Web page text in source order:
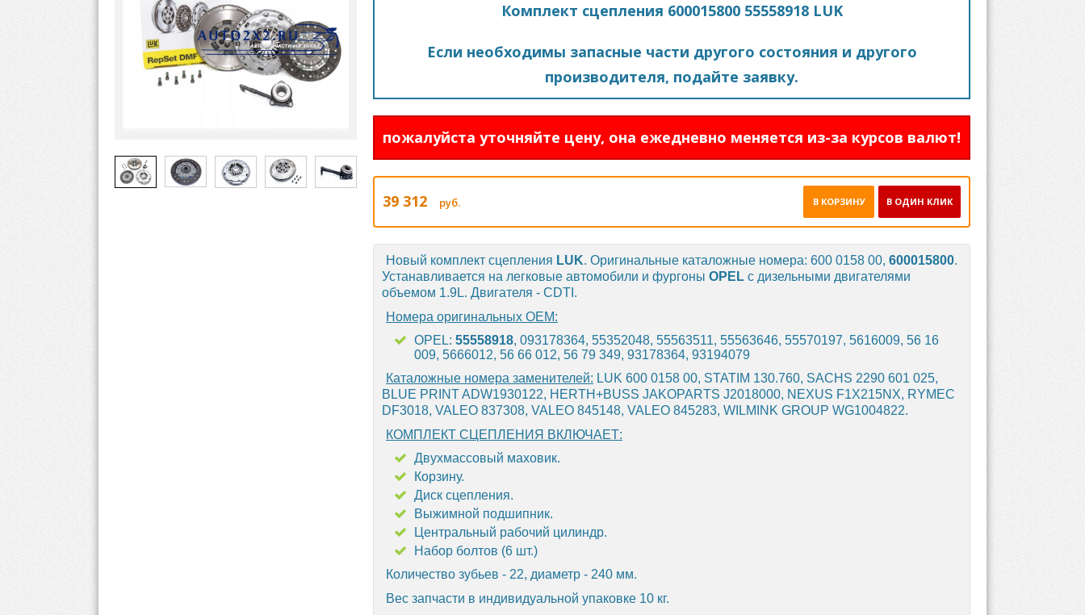
Комплект сцепления 600015800 55558918 LUK
Если необходимы запасные части другого состояния и другого
производителя, подайте заявку.
пожалуйста уточняйте цену, она ежедневно меняется из-за курсов валют!
39 312 руб. В ОДИН КЛИК
В КОРЗИНУ
Новый комплект сцепления LUK. Оригинальные каталожные номера: 600 0158 00, 600015800.
Устанавливается на легковые автомобили и фургоны OPEL с дизельными двигателями
объемом 1.9L. Двигателя - CDTI.
Номера оригинальных OEM:
OPEL: 55558918, 093178364, 55352048, 55563511, 55563646, 55570197, 5616009, 56 16
009, 5666012, 56 66 012, 56 79 349, 93178364, 93194079
Каталожные номера заменителей: LUK 600 0158 00, STATIM 130.760, SACHS 2290 601 025,
BLUE PRINT ADW1930122, HERTH+BUSS JAKOPARTS J2018000, NEXUS F1X215NX, RYMEC
DF3018, VALEO 837308, VALEO 845148, VALEO 845283, WILMINK GROUP WG1004822.
КОМПЛЕКТ СЦЕПЛЕНИЯ ВКЛЮЧАЕТ:
Двухмассовый маховик.
Корзину.
Диск сцепления.
Выжимной подшипник.
Центральный рабочий цилиндр.
Набор болтов (6 шт.)
Количество зубьев - 22, диаметр - 240 мм.
Вес запчасти в индивидуальной упаковке 10 кг.